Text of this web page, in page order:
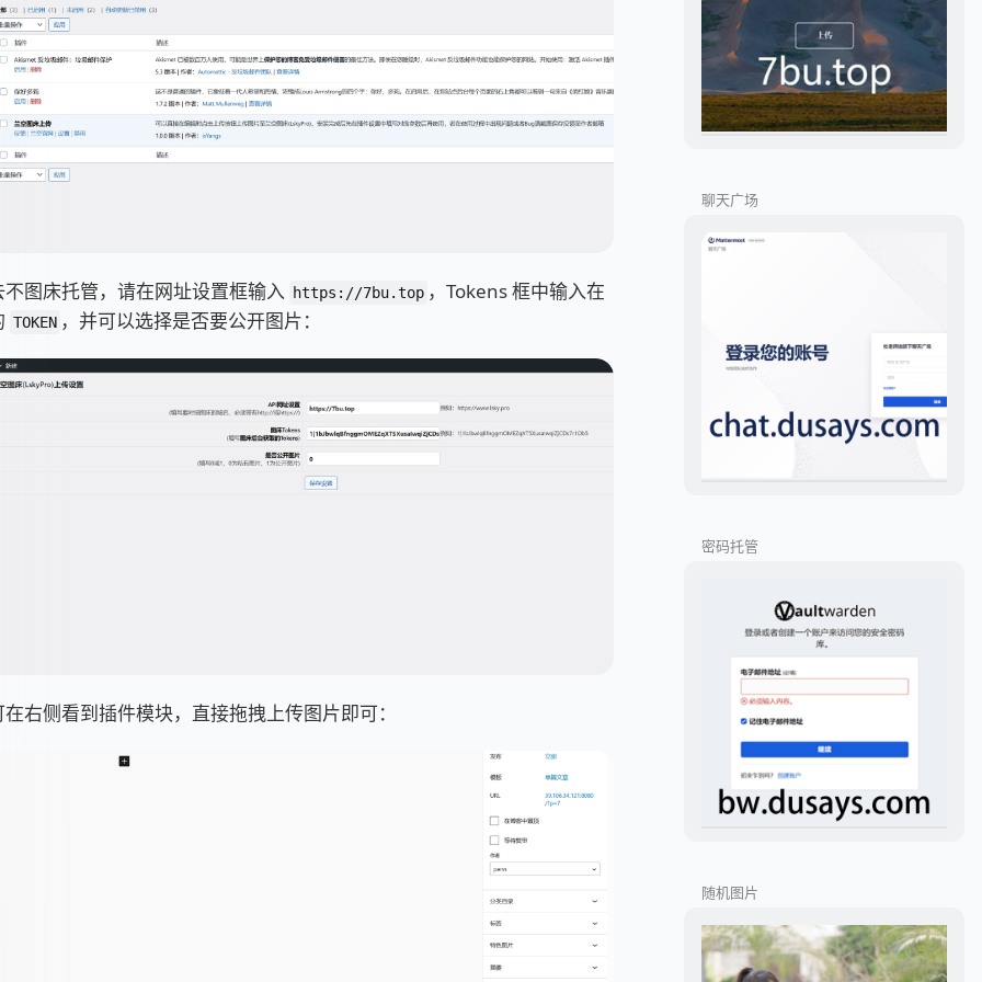
图床托管，请在网址设置框输入 https://7bu.top ，Tokens 框中输入在
TOKEN ，并可以选择是否要公开图片：
右侧看到插件模块，直接拖拽上传图片即可：
聊天广场
密码托管
随机图片